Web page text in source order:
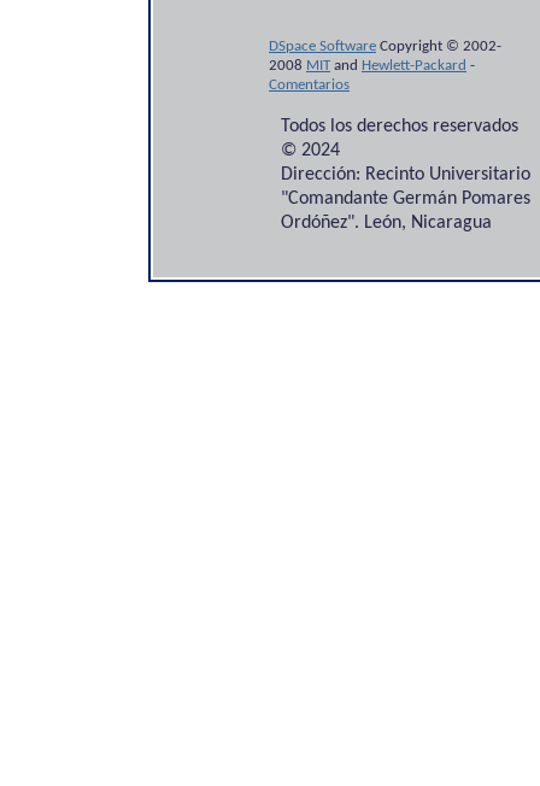
DSpace Software Copyright © 2002-
2008 MITand Hewlett-Packard -
Comentarios
Todos los derechos reservados
© 2024
Dirección: Recinto Universitario
"Comandante Germán Pomares
Ordóñez". León, Nicaragua